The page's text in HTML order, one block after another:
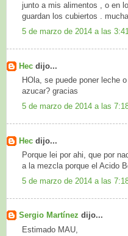
junto a mis alimentos , o en
guardan los cubiertos .
5 de marzo de 2014 a las 3:41
Hec dijo...
HOla, se puede poner leche
azucar? gracias
5 de marzo de 2014 a las
Hec dijo...
Porque lei por ahi, que por
a la mezcla porque el Acido
5 de marzo de 2014 a las
Sergio Martínez dijo...
Estimado MAU,